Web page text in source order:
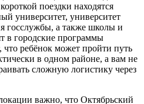
поездки находятся
университет, университет
госслужбы, а также школы и
в городские программы
что ребёнок может пройти путь
в одном районе, а вам не
сложную логистику через
важно, что Октябрьский